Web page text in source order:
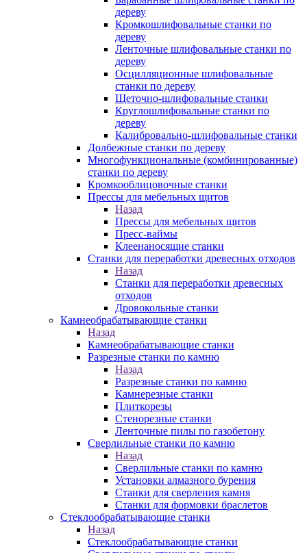
дереву
Кромкошлифовальные станки по
дереву
Ленточные шлифовальные станки по
дереву
Осцилляционные шлифовальные
станки по дереву
Щеточно-шлифовальные станки
Круглошлифовальные станки по
дереву
Калибровально-шлифовальные станки
Долбежные станки по дереву
Многофункциональные (комбинированные)
станки по дереву
Кромкооблицовочные станки
Прессы для мебельных щитов
Назад
Прессы для мебельных щитов
Пресс-ваймы
Клеенаносящие станки
Станки для переработки древесных отходов
Назад
Станки для переработки древесных
отходов
Дровокольные станки
Камнеобрабатывающие станки
Назад
Камнеобрабатывающие станки
Разрезные станки по камню
Назад
Разрезные станки по камню
Камнерезные станки
Плиткорезы
Стенорезные станки
Ленточные пилы по газобетону
Сверлильные станки по камню
Назад
Сверлильные станки по камню
Установки алмазного бурения
Станки для сверления камня
Станки для формовки браслетов
Стеклообрабатывающие станки
Назад
Стеклообрабатывающие станки